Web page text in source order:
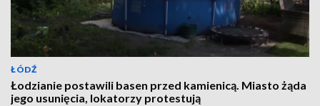
ŁÓDŹ
Łodzianie postawili basen przed kamienicą. Miasto żąda
jego usunięcia, lokatorzy protestują